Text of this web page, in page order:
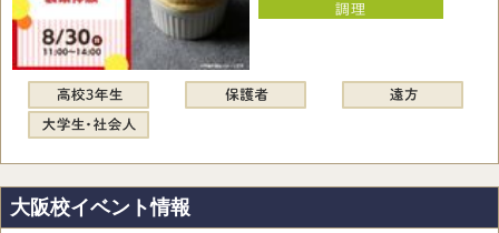
大阪校イベント情報